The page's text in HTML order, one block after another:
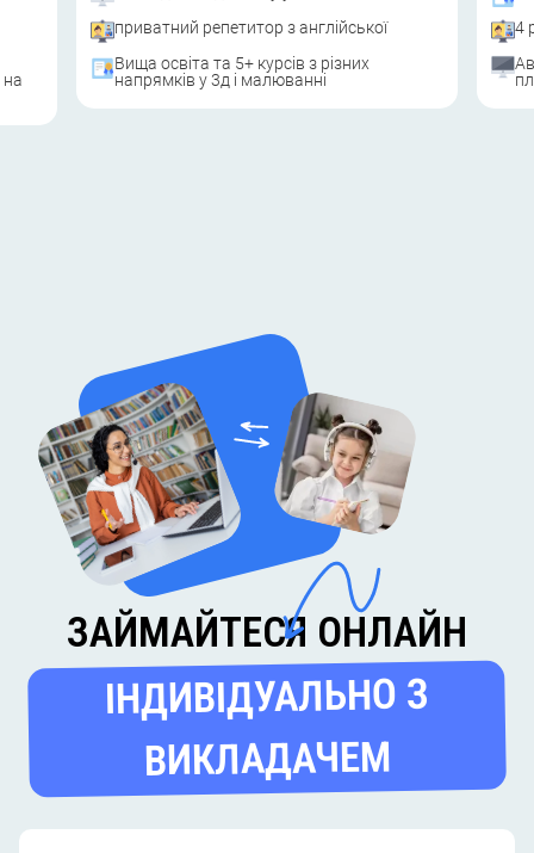
на
приватний репетитор з англійської
Вища освіта та 5+ курсів з різних
напрямків у 3д і малюванні
4
ЗАЙМАЙТЕСЯ ОНЛАЙН
ІНДИВІДУАЛЬНО З
ВИКЛАДАЧЕМ